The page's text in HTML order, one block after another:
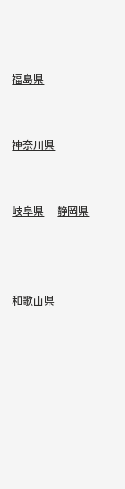
福島県
神奈川県
岐阜県
静岡県
和歌山県